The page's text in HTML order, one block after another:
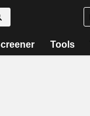
Tools